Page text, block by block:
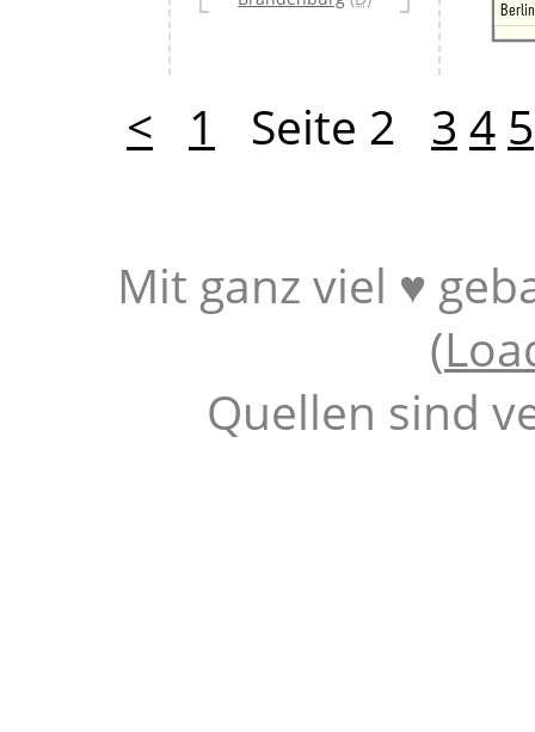
< 1 Seite 2 3 4 5
Mit ganz viel ♥
(
Quellen sind